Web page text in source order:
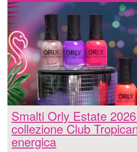
Smalti Orly Estate
collezione Club
energica